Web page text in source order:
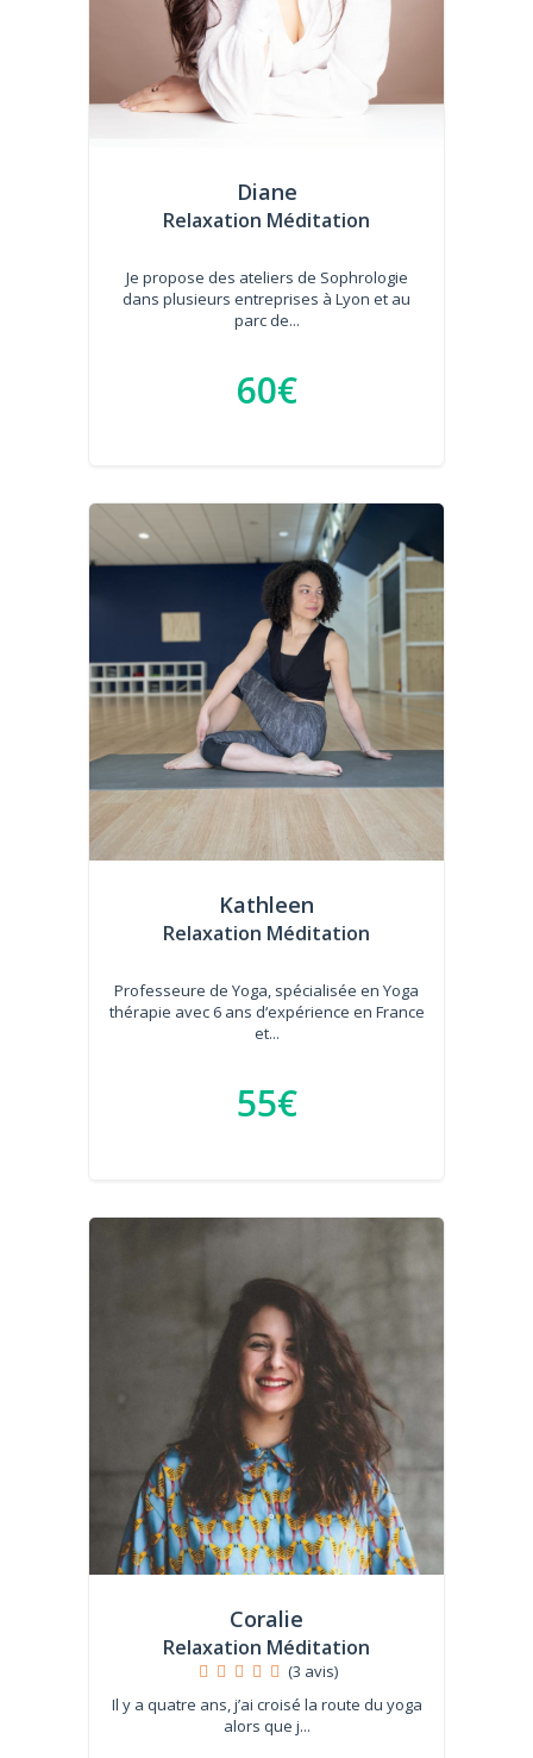
Diane
Relaxation Méditation
Je propose des ateliers de Sophrologie
dans plusieurs entreprises à Lyon et au
parc de...
60€
Kathleen
Relaxation Méditation
Professeure de Yoga, spécialisée en Yoga
thérapie avec 6 ans d‘expérience en France
et...
55€
Coralie
Relaxation Méditation
(3 avis)
Il y a quatre ans, j’ai croisé la route du yoga
alors que j...